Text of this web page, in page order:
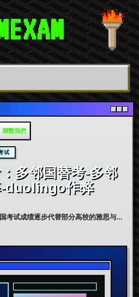
聯繫我們
试
多邻国替考-多邻
-duolingo作弊
考试成绩逐步代替部分高校的雅思与...